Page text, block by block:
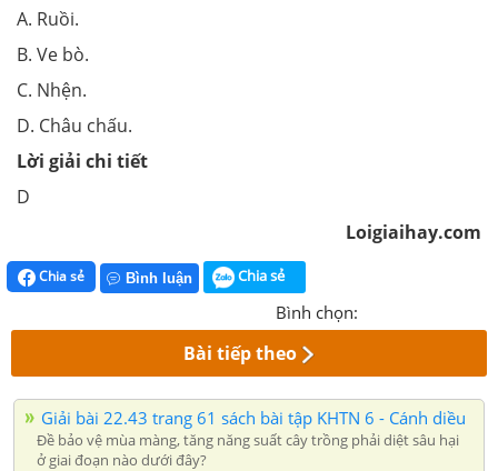
A. Ruồi.
B. Ve bò.
C. Nhện.
D. Châu chấu.
Lời giải chi tiết
D
Loigiaihay.com
Chia sẻ Bình luận Chia sẻ
Bình chọn:
Bài tiếp theo
Giải bài 22.43 trang 61 sách bài tập KHTN 6 - Cánh diều
Đề bảo vệ mùa màng, tăng năng suất cây trồng phải diệt sâu hại
ở giai đoạn nào dưới đây?